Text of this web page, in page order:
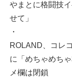
やまとに格闘技
せて」
・
ROLAND、コレ
に「めちゃめち
メ欄は閉鎖